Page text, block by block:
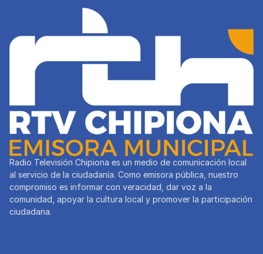
Radio Televisión Chipiona es un medio de comunicación local
al servicio de la ciudadanía. Como emisora pública, nuestro
compromiso es informar con veracidad, dar voz a la
comunidad, apoyar la cultura local y promover la participación
ciudadana.